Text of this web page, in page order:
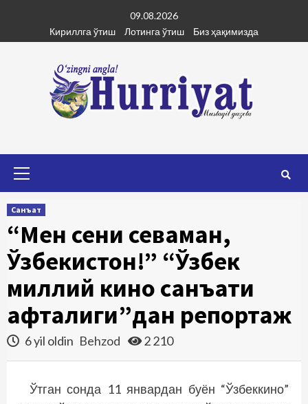
content
09.08.2026
Кириллга ўтиш
Лотинга ўтиш Биз ҳақимизда
Санъат
“Мен сени севаман,
Ўзбекистон!” “Ўзбек
миллий кино санъати
ҳафталиги”дан репортаж
6 yil oldin Behzod 2 210
Ўтган сонда 11 январдан буён “Ўзбеккино”